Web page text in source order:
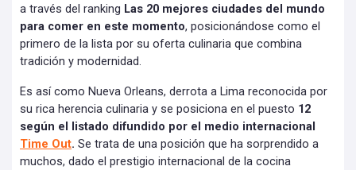
a través del ranking Las 20 mejores ciudades del mundo
para comer en este momento, posicionándose como el
primero de la lista por su oferta culinaria que combina
tradición y modernidad.
Es así como Nueva Orleans, derrota a Lima reconocida por
su rica herencia culinaria y se posiciona en el puesto 12
según el listado difundido por el medio internacional
Time Out. Se trata de una posición que ha sorprendido a
muchos, dado el prestigio internacional de la cocina